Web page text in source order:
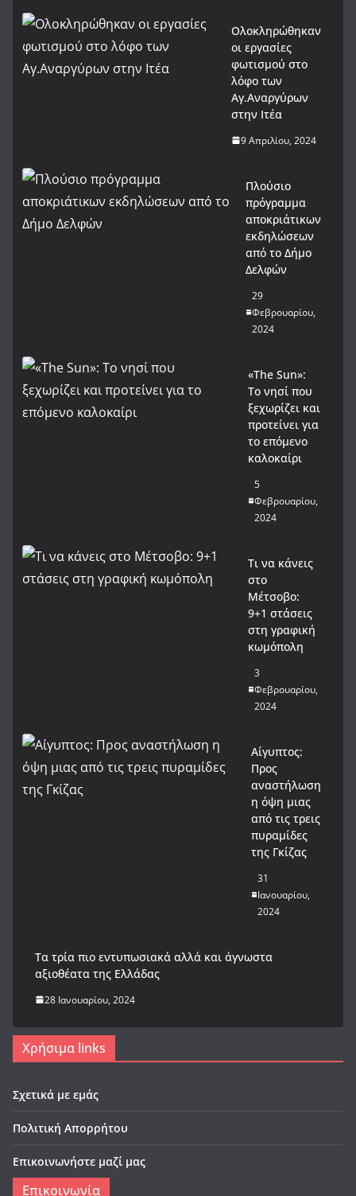
Ολοκληρώθηκαν
οι εργασίες
φωτισμού στο
λόφο των
Αγ.Αναργύρων
στην Ιτέα
9 Απριλίου, 2024
Πλούσιο
πρόγραμμα
αποκριάτικων
εκδηλώσεων
από το Δήμο
Δελφών
29
Φεβρουαρίου,
2024
«The Sun»:
Το νησί που
ξεχωρίζει και
προτείνει για
το επόμενο
καλοκαίρι
5
Φεβρουαρίου,
2024
Τι να κάνεις
στο
Μέτσοβο:
9+1 στάσεις
στη γραφική
κωμόπολη
3
Φεβρουαρίου,
2024
Αίγυπτος:
Προς
αναστήλωση
η όψη μιας
από τις τρεις
πυραμίδες
της Γκίζας
31
Ιανουαρίου,
2024
Tα τρία πιο εντυπωσιακά αλλά και άγνωστα
αξιοθέατα της Ελλάδας
28 Ιανουαρίου, 2024
Χρήσιμα links
Σχετικά με εμάς
Πολιτική Απορρήτου
Επικοινωνήστε μαζί μας
Επικοινωνία